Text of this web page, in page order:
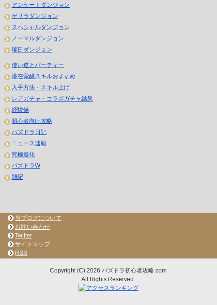
アンケートダンジョン
ゲリラダンジョン
スペシャルダンジョン
ノーマルダンジョン
曜日ダンジョン
使い道とパーティー
潜在覚醒スキルおすすめ
入手方法・スキル上げ
レアガチャ・コラボガチャ結果
経験値
初心者向け攻略
パズドラ日記
ニュース速報
究極進化
パズドラW
雑記
当ブログについて
お問い合わせ
Twitter
サイトマップ
RSS
Copyright (C) 2026 パズドラ初心者攻略.com
All Rights Reserved.